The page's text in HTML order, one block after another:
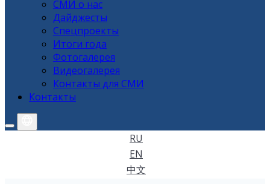
СМИ о нас
Дайджесты
Спецпроекты
Итоги года
Фотогалерея
Видеогалерея
Контакты для СМИ
Контакты
RU
EN
中文